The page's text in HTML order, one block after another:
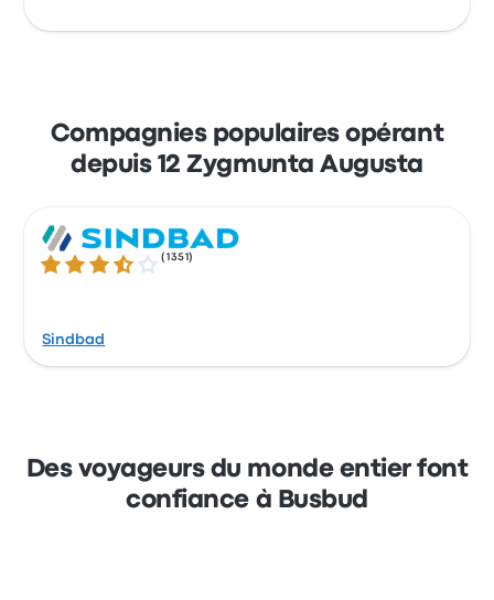
propose 48 trajets quotidiens, le premier bus
partant à 05:30. Le dernier bus part à 23:30.
trajets par carte bleue (Mastercard, Visa,
Amex, etc.), ainsi que par Apple Pay et
Google Pay.
Compagnies populaires opérant
depuis 12 Zygmunta Augusta
3.6 sur 5 étoiles(1351 )
Sindbad
Des voyageurs du monde entier font
confiance à Busbud